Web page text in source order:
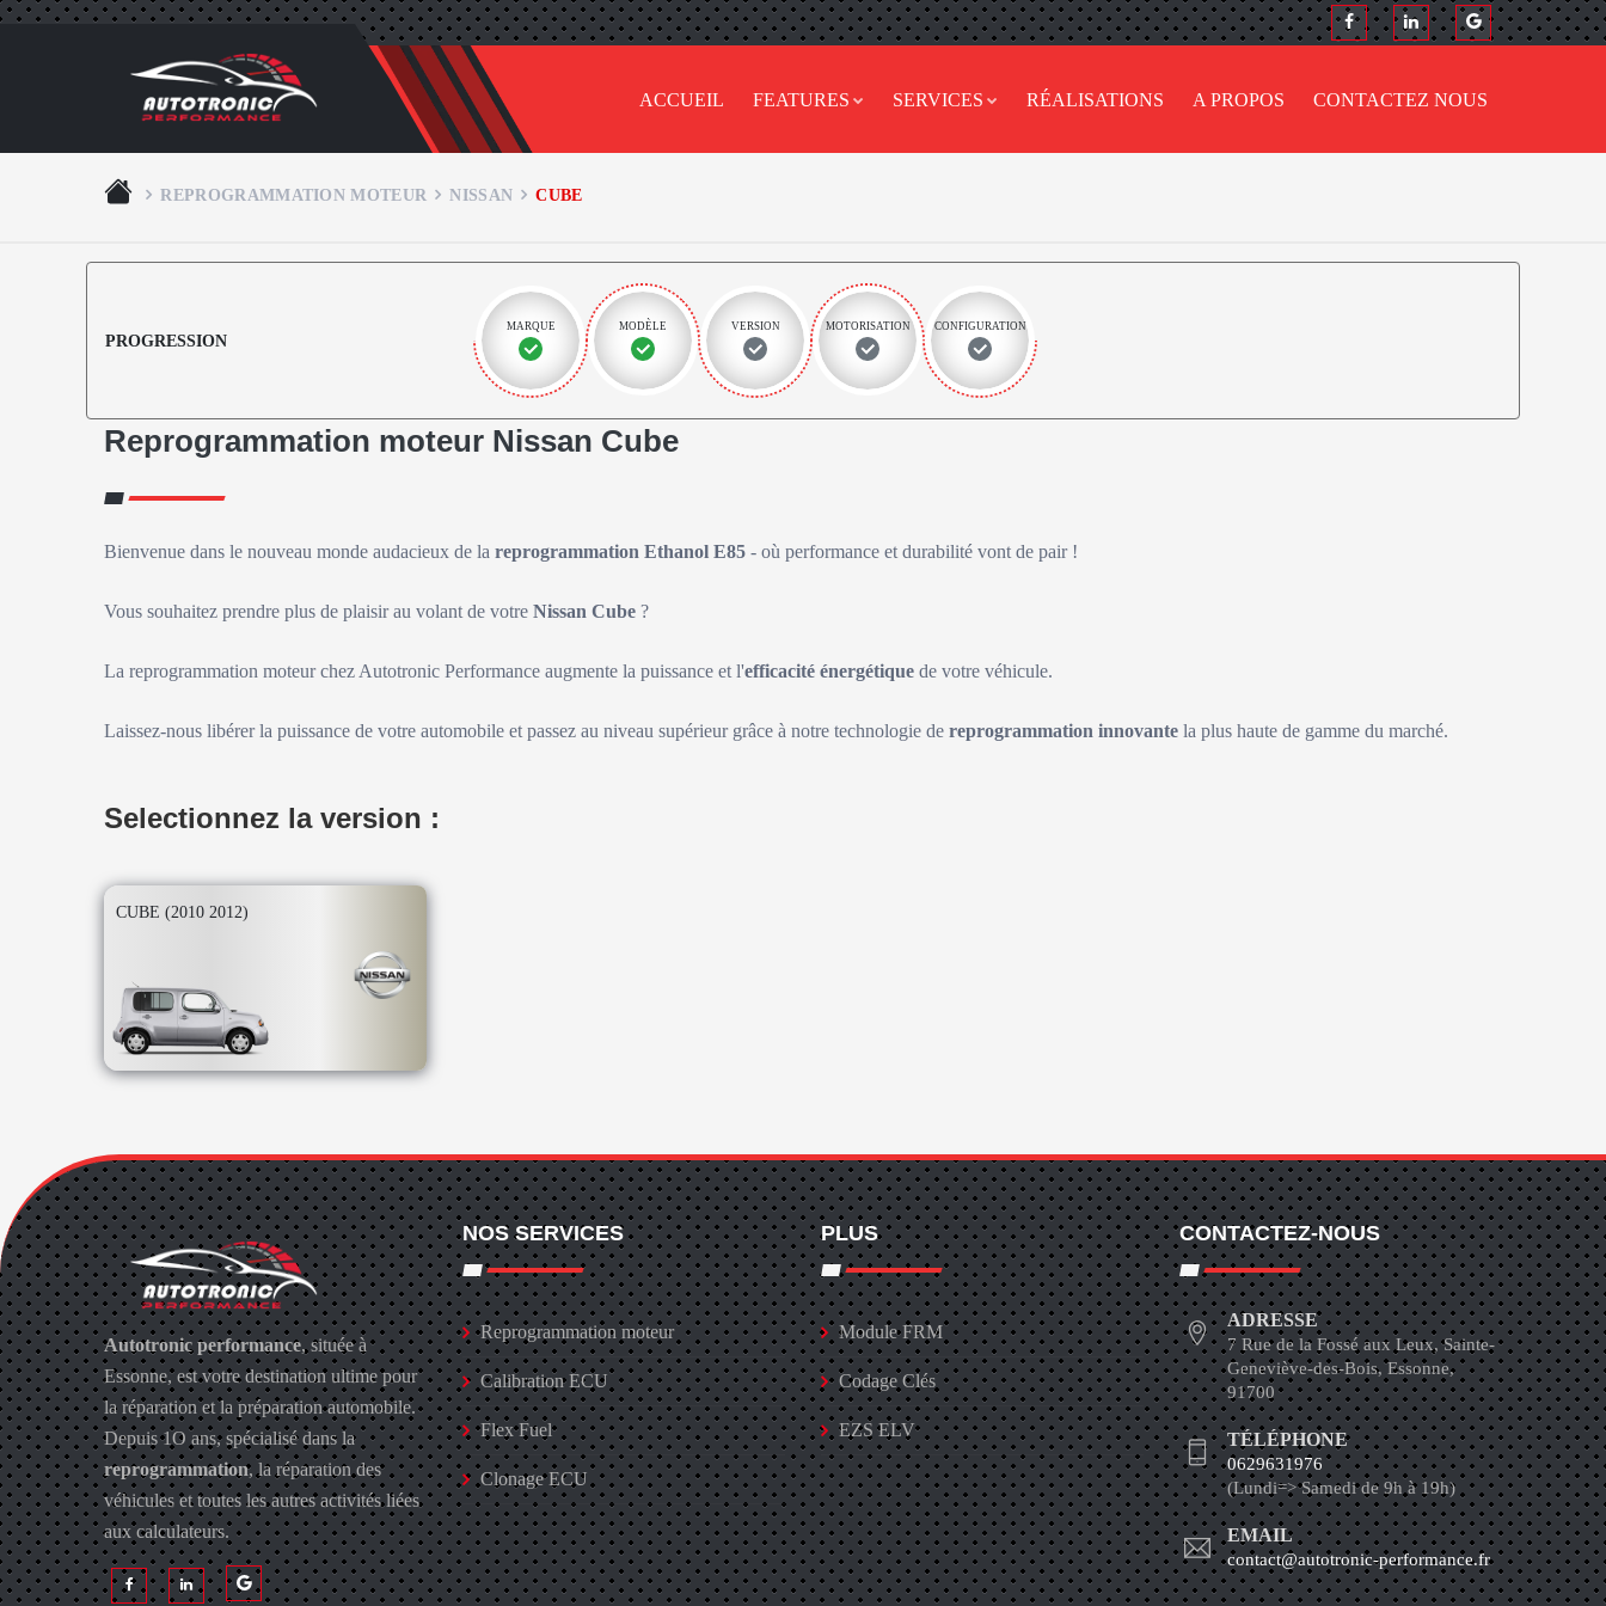
ACCUEIL FEATURES SERVICES RÉALISATIONS A PROPOS CONTACTEZ NOUS
REPROGRAMMATION MOTEUR NISSAN CUBE
PROGRESSION
MARQUE MODÈLE VERSION MOTORISATION CONFIGURATION
Reprogrammation moteur Nissan Cube
Bienvenue dans le nouveau monde audacieux de la reprogrammation Ethanol E85 - où performance et durabilité vont de pair !
Vous souhaitez prendre plus de plaisir au volant de votre Nissan Cube ?
La reprogrammation moteur chez Autotronic Performance augmente la puissance et l'efficacité énergétique de votre véhicule.
Laissez-nous libérer la puissance de votre automobile et passez au niveau supérieur grâce à notre technologie de reprogrammation innovante la plus haute de gamme du marché.
Selectionnez la version :
CUBE (2010 2012)
Autotronic performance, située à
Essonne, est votre destination ultime pour
la réparation et la préparation automobile.
Depuis 1O ans, spécialisé dans la
reprogrammation, la réparation des
véhicules et toutes les autres activités liées
aux calculateurs.
NOS SERVICES
Reprogrammation moteur
Calibration ECU
Flex Fuel
Clonage ECU
PLUS
Module FRM
Codage Clés
EZS ELV
CONTACTEZ-NOUS
ADRESSE
7 Rue de la Fossé aux Leux, Sainte-
Geneviève-des-Bois, Essonne,
91700
TÉLÉPHONE
0629631976
(Lundi=> Samedi de 9h à 19h)
EMAIL
contact@autotronic-performance.fr